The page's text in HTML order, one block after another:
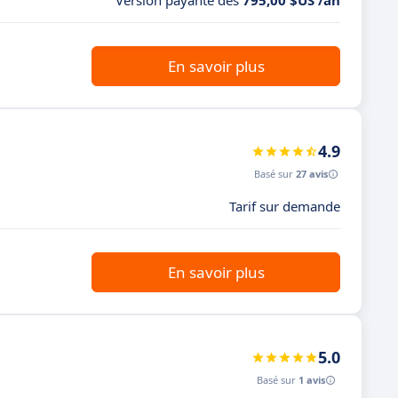
En savoir plus
4.9
Basé sur 27 avis
Tarif sur demande
En savoir plus
5.0
Basé sur 1 avis